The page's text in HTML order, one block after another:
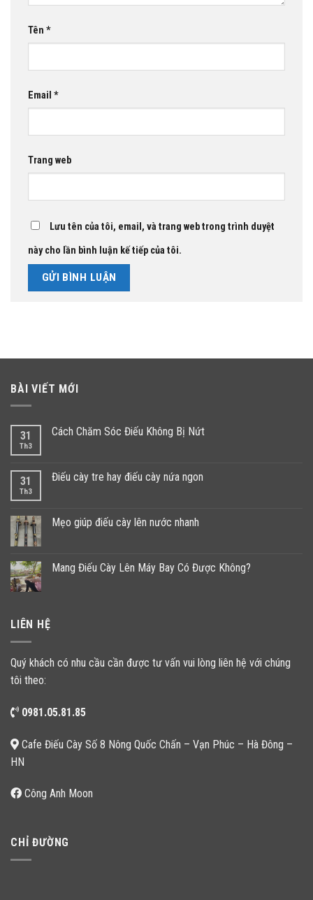
Tên *
Email *
Trang web
Lưu tên của tôi, email, và trang web trong trình duyệt
này cho lần bình luận kế tiếp của tôi.
BÀI VIẾT MỚI
31
Th3
Cách Chăm Sóc Điếu Không Bị Nứt
31
Th3
Điếu cày tre hay điếu cày nứa ngon
Mẹo giúp điếu cày lên nước nhanh
Mang Điếu Cày Lên Máy Bay Có Được Không?
LIÊN HỆ
Quý khách có nhu cầu cần được tư vấn vui lòng liên hệ với chúng
tôi theo:
0981.05.81.85
Cafe Điếu Cày Số 8 Nông Quốc Chấn – Vạn Phúc – Hà Đông –
HN
Công Anh Moon
CHỈ ĐƯỜNG